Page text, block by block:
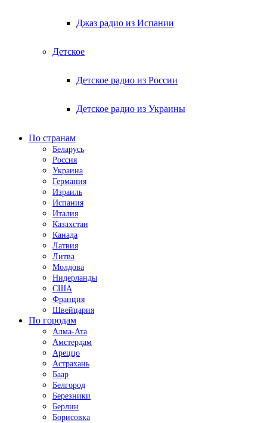
Джаз радио из Испании
Детское
Детское радио из России
Детское радио из Украины
По странам
Беларусь
Россия
Украина
Германия
Израиль
Испания
Италия
Казахстан
Канада
Латвия
Литва
Молдова
Нидерланды
США
Франция
Швейцария
По городам
Алма-Ата
Амстердам
Ареццо
Астрахань
Баар
Белгород
Березники
Берлин
Борисовка